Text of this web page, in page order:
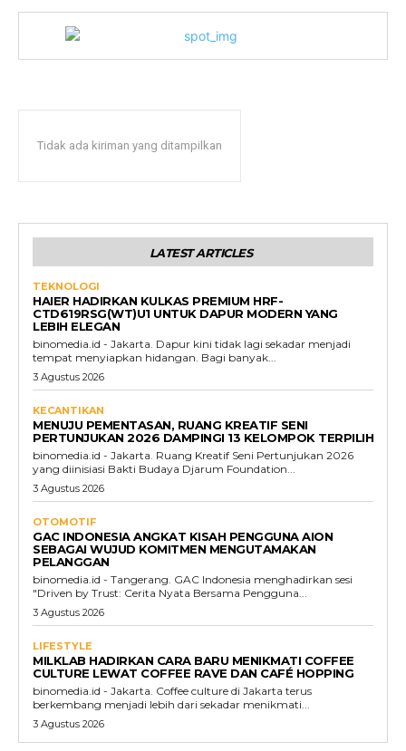
Tidak ada kiriman yang ditampilkan
LATEST ARTICLES
TEKNOLOGI
HAIER HADIRKAN KULKAS PREMIUM HRF-
CTD619RSG(WT)U1 UNTUK DAPUR MODERN YANG
LEBIH ELEGAN
binomedia.id - Jakarta. Dapur kini tidak lagi sekadar menjadi
tempat menyiapkan hidangan. Bagi banyak...
3 Agustus 2026
KECANTIKAN
MENUJU PEMENTASAN, RUANG KREATIF SENI
PERTUNJUKAN 2026 DAMPINGI 13 KELOMPOK TERPILIH
binomedia.id - Jakarta. Ruang Kreatif Seni Pertunjukan 2026
yang diinisiasi Bakti Budaya Djarum Foundation...
3 Agustus 2026
OTOMOTIF
GAC INDONESIA ANGKAT KISAH PENGGUNA AION
SEBAGAI WUJUD KOMITMEN MENGUTAMAKAN
PELANGGAN
binomedia.id - Tangerang. GAC Indonesia menghadirkan sesi
"Driven by Trust: Cerita Nyata Bersama Pengguna...
3 Agustus 2026
LIFESTYLE
MILKLAB HADIRKAN CARA BARU MENIKMATI COFFEE
CULTURE LEWAT COFFEE RAVE DAN CAFÉ HOPPING
binomedia.id - Jakarta. Coffee culture di Jakarta terus
berkembang menjadi lebih dari sekadar menikmati...
3 Agustus 2026